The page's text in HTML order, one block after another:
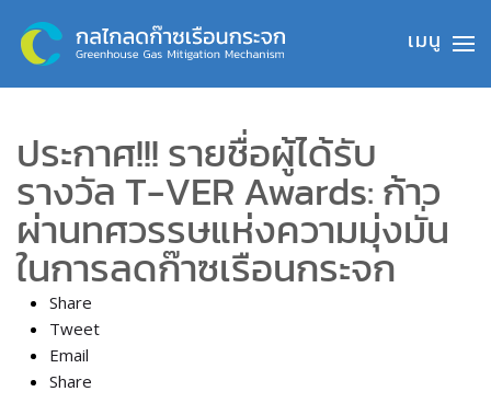
Skip to main content
ประกาศ!!! รายชื่อผู้ได้รับ
รางวัล T-VER Awards: ก้าว
ผ่านทศวรรษแห่งความมุ่งมั่น
ในการลดก๊าซเรือนกระจก
Share
Tweet
Email
Share